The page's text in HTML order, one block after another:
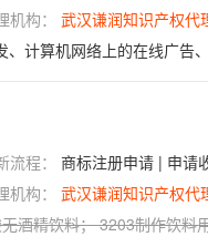
机构： 武汉谦润知识产权代
计算机网络上的在线广告、
流程： 商标注册申请 | 申请
机构： 武汉谦润知识产权代
酒精饮料； 3203制作饮料